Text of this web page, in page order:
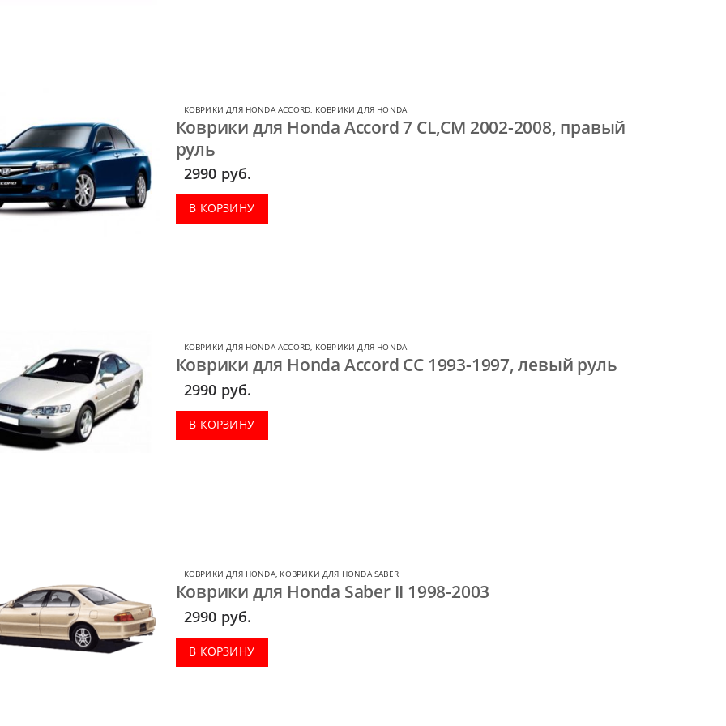
КОВРИКИ ДЛЯ HONDA ACCORD, КОВРИКИ ДЛЯ HONDA
Коврики для Honda Accord 7 CL,CM 2002-2008, правый
руль
2990 руб.
В КОРЗИНУ
КОВРИКИ ДЛЯ HONDA ACCORD, КОВРИКИ ДЛЯ HONDA
Коврики для Honda Accord CC 1993-1997, левый руль
2990 руб.
В КОРЗИНУ
КОВРИКИ ДЛЯ HONDA, КОВРИКИ ДЛЯ HONDA SABER
Коврики для Honda Saber II 1998-2003
2990 руб.
В КОРЗИНУ